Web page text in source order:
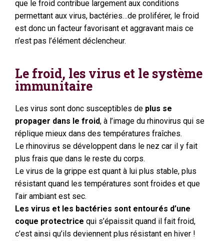
que le froid contribue largement aux conditions
permettant aux virus, bactéries…de proliférer, le froid
est donc un facteur favorisant et aggravant mais ce
n’est pas l’élément déclencheur.
Le froid, les virus et le système
immunitaire
Les virus sont donc susceptibles de plus se
propager dans le froid, à l’image du rhinovirus qui se
réplique mieux dans des températures fraîches.
Le rhinovirus se développent dans le nez car il y fait
plus frais que dans le reste du corps.
Le virus de la grippe est quant à lui plus stable, plus
résistant quand les températures sont froides et que
l’air ambiant est sec.
Les virus et les bactéries sont entourés d’une
coque protectrice qui s’épaissit quand il fait froid,
c’est ainsi qu’ils deviennent plus résistant en hiver !